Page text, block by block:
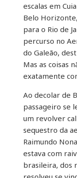
escalas em
Belo
para o Rio de
percurso no
do Galeão,
Mas as coisas
exatamente
Ao decolar de
passageiro se
um revolver
sequestro da
Raimundo
estava com
brasileira, dos